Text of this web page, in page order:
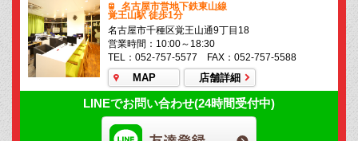
名古屋市営地下鉄東山線
覚王山駅 徒歩1分
名古屋市千種区覚王山通9丁目18
営業時間：10:00～18:30
TEL：052-757-5577 FAX：052-757-5588
MAP 店舗詳細
LINEでお問い合わせ(24時間受付中)